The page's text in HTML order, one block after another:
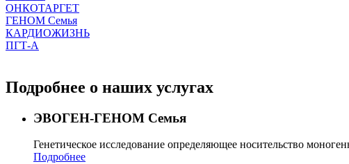
ОНКОТАРГЕТ
ГЕНОМ Семья
КАРДИОЖИЗНЬ
ПГТ-А
Подробнее о наших услугах
ЭВОГЕН-ГЕНОМ Семья
Генетическое исследование определяющее носительство
Подробнее